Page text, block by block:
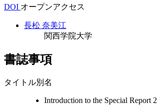
DOI オープンアクセス
長松 奈美江
関西学院大学
書誌事項
タイトル別名
Introduction to the Special Report 2